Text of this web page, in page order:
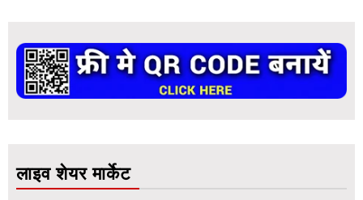
लाइव शेयर मार्केट